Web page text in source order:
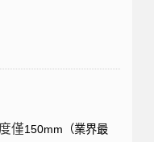
僅150mm （業界最